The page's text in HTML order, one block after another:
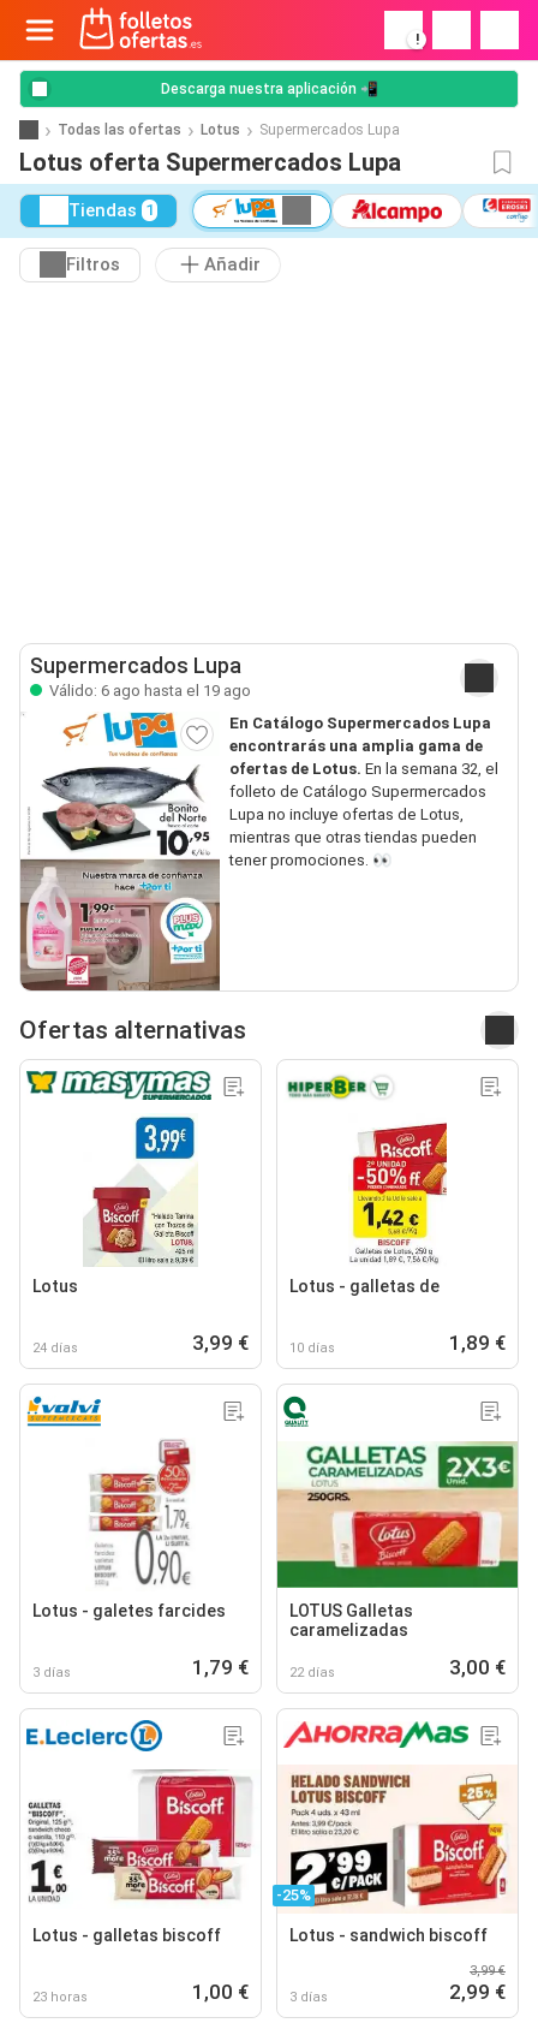
!
Descarga nuestra aplicación 📲
Todas las ofertas Lotus Supermercados Lupa
Lotus oferta Supermercados Lupa
Tiendas 1
Filtros Añadir
Supermercados Lupa
Válido: 6 ago hasta el 19 ago
En Catálogo Supermercados Lupa
encontrarás una amplia gama de
ofertas de Lotus. En la semana 32, el
folleto de Catálogo Supermercados
Lupa no incluye ofertas de Lotus,
mientras que otras tiendas pueden
tener promociones. 👀
Ofertas alternativas
Lotus
24 días 3,99 €
Lotus - galletas de
10 días 1,89 €
Lotus - galetes farcides
3 días 1,79 €
LOTUS Galletas
caramelizadas
22 días 3,00 €
Lotus - galletas biscoff
23 horas 1,00 €
-25%
Lotus - sandwich biscoff
3 días
3,99 €
2,99 €